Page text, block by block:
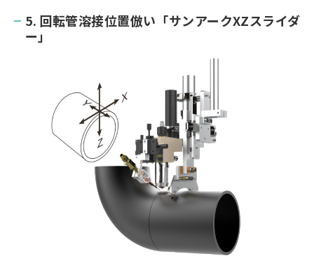
5. 回転管溶接位置倣い「サンアークXZスライダ
ー」